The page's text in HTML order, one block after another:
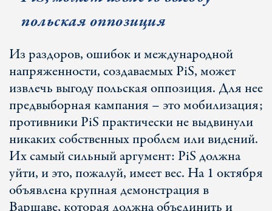
польская оппозиция
Из раздоров, ошибок и международной
напряженности, создаваемых PiS, может
извлечь выгоду польская оппозиция. Для нее
предвыборная кампания – это мобилизация;
противники PiS практически не выдвинули
никаких собственных проблем или видений.
Их самый сильный аргумент: PiS должна
уйти, и это, пожалуй, имеет вес. На 1 октября
объявлена крупная демонстрация в